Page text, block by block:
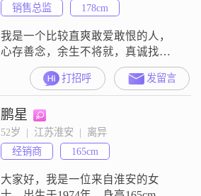
销售总监
178cm
我是一个比较直爽敢爱敢恨的人，
心存善念，余生不将就，真诚找另
一半，骗子绕道。
打招呼 发留言
鹏星
52岁  |  江苏淮安  |  离异
经销商
165cm
大家好，我是一位来自淮安的女